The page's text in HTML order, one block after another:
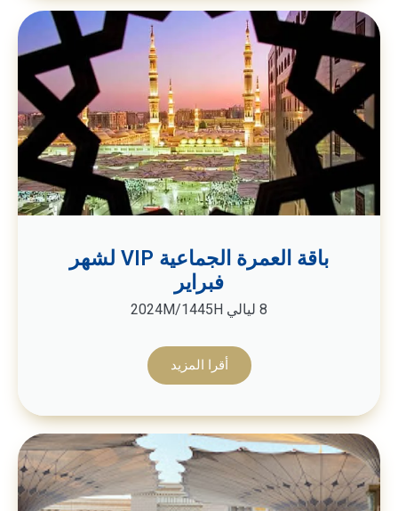
باقة العمرة الجماعية VIP لشهر
فبراير
8 ليالي 2024M/1445H
أقرا المزيد